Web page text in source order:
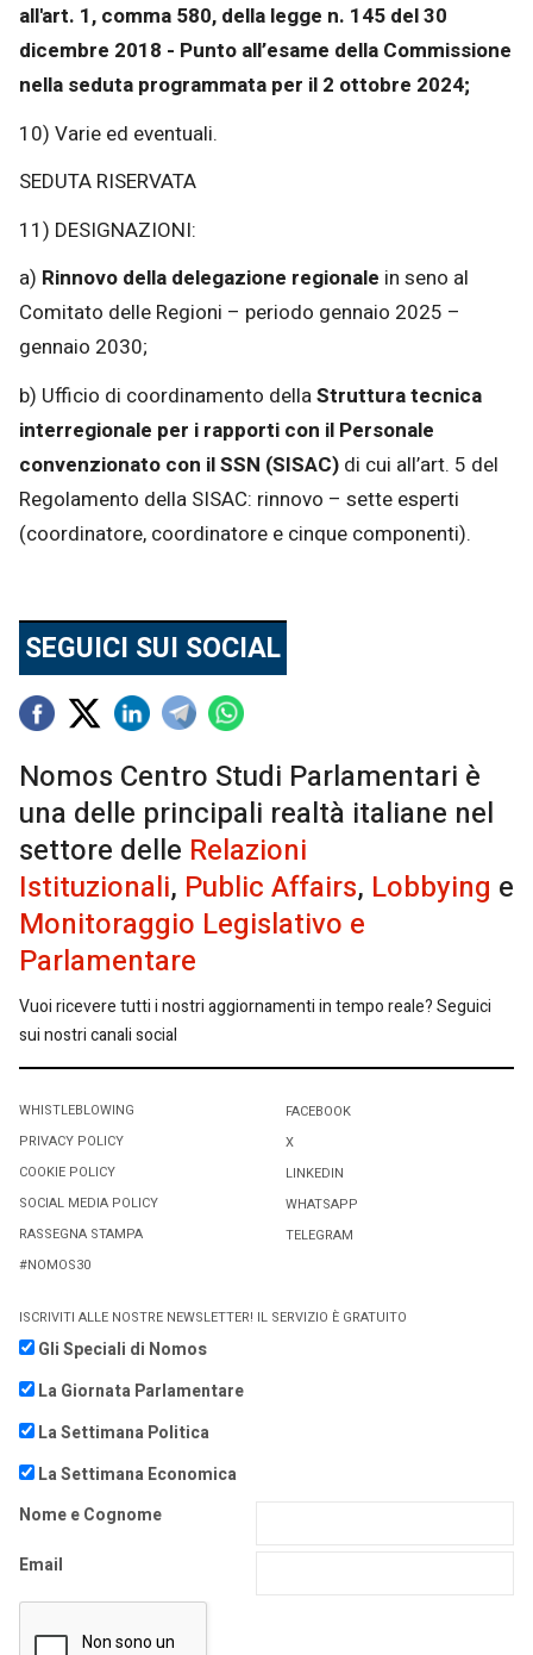
all'art. 1, comma 580, della legge n. 145 del 30
dicembre 2018 - Punto all’esame della Commissione
nella seduta programmata per il 2 ottobre 2024;
10) Varie ed eventuali.
SEDUTA RISERVATA
11) DESIGNAZIONI:
a) Rinnovo della delegazione regionale in seno al
Comitato delle Regioni – periodo gennaio 2025 –
gennaio 2030;
b) Ufficio di coordinamento dellaStruttura tecnica
interregionale per i rapporti con il Personale
convenzionato con il SSN (SISAC) di cui all’art. 5 del
Regolamento della SISAC: rinnovo – sette esperti
(coordinatore, coordinatore e cinque componenti).
SEGUICI SUI SOCIAL
Nomos Centro Studi Parlamentari è
una delle principali realtà italiane nel
settore delle Relazioni
Istituzionali, Public Affairs, Lobbying e
Monitoraggio Legislativo e
Parlamentare
Vuoi ricevere tutti i nostri aggiornamenti in tempo reale? Seguici
sui nostri canali social
WHISTLEBLOWING
PRIVACY POLICY
COOKIE POLICY
SOCIAL MEDIA POLICY
RASSEGNA STAMPA
#NOMOS30
FACEBOOK
X
LINKEDIN
WHATSAPP
TELEGRAM
ISCRIVITI ALLE NOSTRE NEWSLETTER! IL SERVIZIO È GRATUITO
Gli Speciali di Nomos
La Giornata Parlamentare
La Settimana Politica
La Settimana Economica
Nome e Cognome
Email